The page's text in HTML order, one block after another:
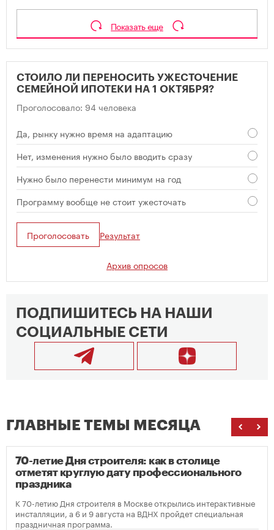
Показать еще
СТОИЛО ЛИ ПЕРЕНОСИТЬ УЖЕСТОЧЕНИЕ
СЕМЕЙНОЙ ИПОТЕКИ НА 1 ОКТЯБРЯ?
Проголосовало: 94 человека
Да, рынку нужно время на адаптацию
Нет, изменения нужно было вводить сразу
Нужно было перенести минимум на год
Программу вообще не стоит ужесточать
Проголосовать Результат
Архив опросов
ПОДПИШИТЕСЬ НА НАШИ
СОЦИАЛЬНЫЕ СЕТИ
ГЛАВНЫЕ ТЕМЫ МЕСЯЦА
70-летие Дня строителя: как в столице
отметят круглую дату профессионального
праздника
К 70-летию Дня строителя в Москве открылись интерактивные
инсталляции, а 6 и 9 августа на ВДНХ пройдет специальная
праздничная программа.